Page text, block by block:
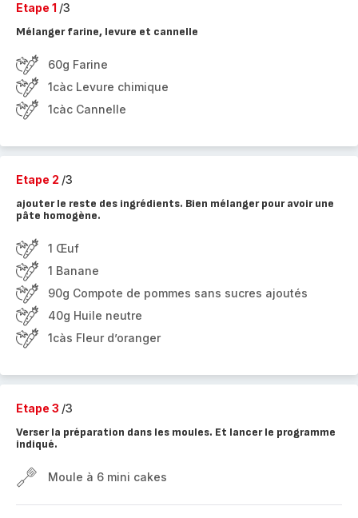
Etape 1 /3
Mélanger farine, levure et cannelle
60g Farine
1càc Levure chimique
1càc Cannelle
Etape 2 /3
ajouter le reste des ingrédients. Bien mélanger pour avoir une
pâte homogène.
1 Œuf
1 Banane
90g Compote de pommes sans sucres ajoutés
40g Huile neutre
1càs Fleur d’oranger
Etape 3 /3
Verser la préparation dans les moules. Et lancer le programme
indiqué.
Moule à 6 mini cakes